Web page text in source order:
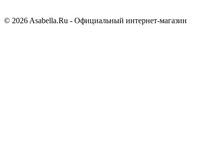
© 2026 Asabella.Ru - Официальный интернет-магазин